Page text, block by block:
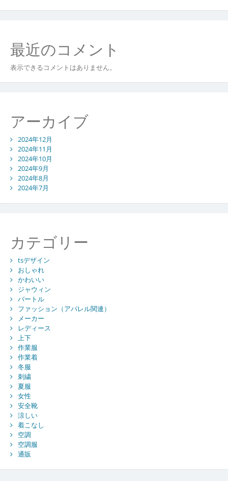
最近のコメント
表示できるコメントはありません。
アーカイブ
2024年12月
2024年11月
2024年10月
2024年9月
2024年8月
2024年7月
カテゴリー
tsデザイン
おしゃれ
かわいい
ジャウィン
バートル
ファッション（アパレル関連）
メーカー
レディース
上下
作業服
作業着
冬服
刺繍
夏服
女性
安全靴
涼しい
着こなし
空調
空調服
通販